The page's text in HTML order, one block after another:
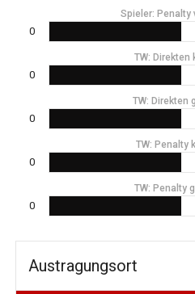
Spieler: Penalty
0
TW: Direkten
0
TW: Direkten
0
TW: Penalty
0
TW: Penalty
0
Austragungsort